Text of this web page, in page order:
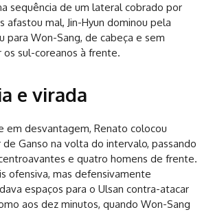
sequência de um lateral cobrado por
afastou mal, Jin-Hyun dominou pela
para Won-Sang, de cabeça e sem
os sul-coreanos à frente.
e virada
em desvantagem, Renato colocou
Ganso na volta do intervalo, passando
e quatro homens de frente.
ofensiva, mas defensivamente
espaços para o Ulsan contra-atacar
aos dez minutos, quando Won-Sang